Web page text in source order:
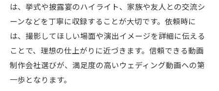
は、挙式や披露宴のハイライト、家族や友人との交流シ
ーンなどを丁寧に収録することが大切です。依頼時に
は、撮影してほしい場面や演出イメージを詳細に伝える
ことで、理想の仕上がりに近づきます。信頼できる動画
制作会社選びが、満足度の高いウェディング動画への第
一歩となります。